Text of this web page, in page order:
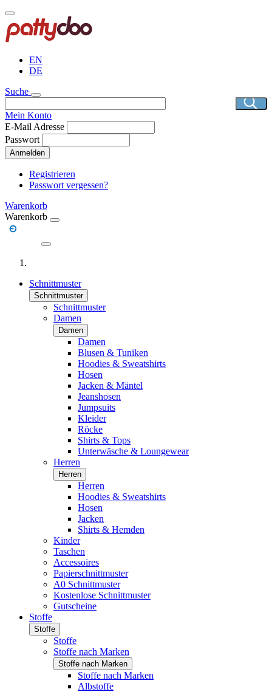
Direkt
zum
Inhalt
EN
DE
Suche
Mein Konto
E-Mail Adresse
Passwort
Anmelden
Registrieren
Passwort vergessen?
Warenkorb
Warenkorb
Schnittmuster
Schnittmuster
Schnittmuster
Damen
Damen
Damen
Blusen & Tuniken
Hoodies & Sweatshirts
Hosen
Jacken & Mäntel
Jeanshosen
Jumpsuits
Kleider
Röcke
Shirts & Tops
Unterwäsche & Loungewear
Herren
Herren
Herren
Hoodies & Sweatshirts
Hosen
Jacken
Shirts & Hemden
Kinder
Taschen
Accessoires
Papierschnittmuster
A0 Schnittmuster
Kostenlose Schnittmuster
Gutscheine
Stoffe
Stoffe
Stoffe
Stoffe nach Marken
Stoffe nach Marken
Stoffe nach Marken
Albstoffe